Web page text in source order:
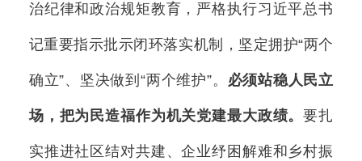
治纪律和政治规矩教育，严格执行习近平总书
记重要指示批示闭环落实机制，坚定拥护“两个
确立”、坚决做到“两个维护”。 必须站稳人民立
场，把为民造福作为机关党建最大政绩。要扎
实推进社区结对共建、企业纾困解难和乡村振